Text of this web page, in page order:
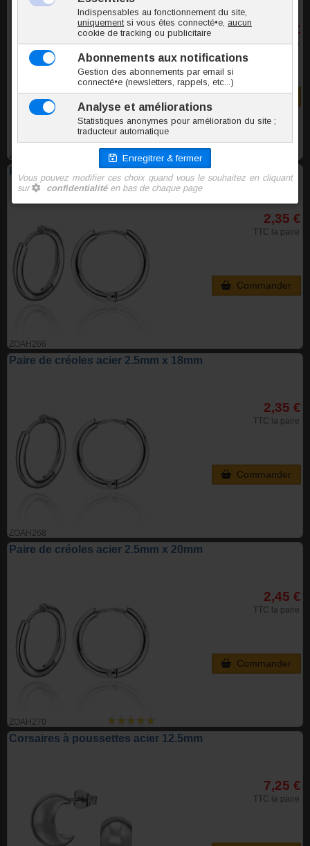
ZOAH264
2,15 €
TTC la paire
Commander
Paire de créoles acier 2.5mm x 16mm
ZOAH266
2,35 €
TTC la paire
Commander
Paire de créoles acier 2.5mm x 18mm
ZOAH268
2,35 €
TTC la paire
Commander
Paire de créoles acier 2.5mm x 20mm
ZOAH270
2,45 €
TTC la paire
Commander
Corsaires à poussettes acier 12.5mm
7,25 €
TTC la paire